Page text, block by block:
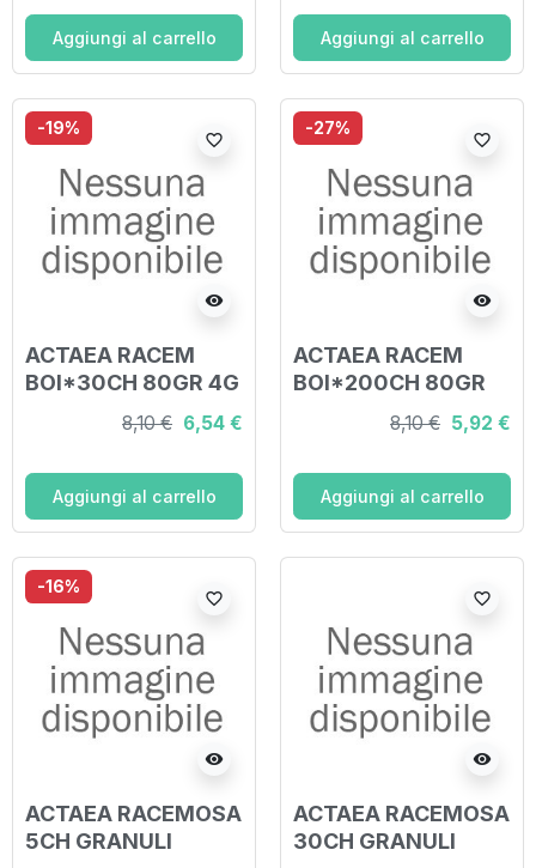
Aggiungi al carrello Aggiungi al carrello
-19%
visibility
favorite_border
ACTAEA RACEM
BOI*30CH 80GR 4G
8,10 € 6,54 €
Aggiungi al carrello
-27%
visibility
favorite_border
ACTAEA RACEM
BOI*200CH 80GR
8,10 € 5,92 €
Aggiungi al carrello
-16%
visibility
favorite_border
ACTAEA RACEMOSA
5CH GRANULI
visibility
favorite_border
ACTAEA RACEMOSA
30CH GRANULI